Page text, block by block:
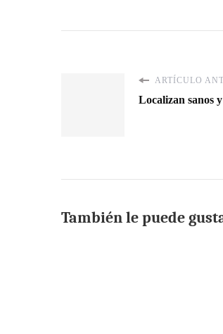
ARTÍCULO
Localizan sanos
También le puede